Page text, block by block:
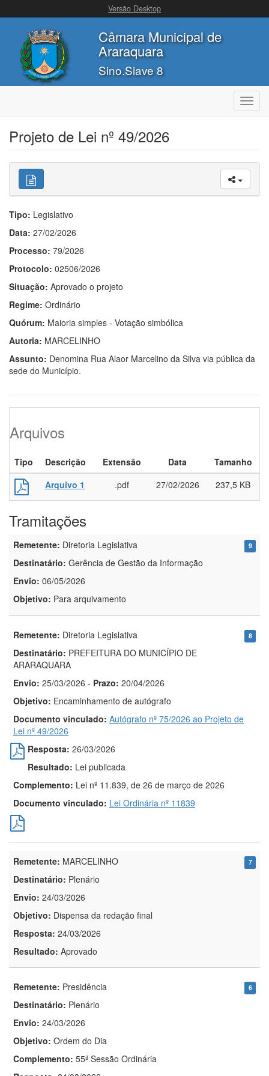
Versão Desktop
Câmara Municipal de
Araraquara
Sino.Siave 8
Projeto de Lei nº 49/2026
Tipo: Legislativo
Data: 27/02/2026
Processo: 79/2026
Protocolo: 02506/2026
Situação: Aprovado o projeto
Regime: Ordinário
Quórum: Maioria simples - Votação simbólica
Autoria: MARCELINHO
Assunto: Denomina Rua Alaor Marcelino da Silva via pública da
sede do Município.
Arquivos
Tipo Descrição Extensão Data
Tamanho
Arquivo 1
.pdf 27/02/2026 237,5 KB
Tramitações
9
Remetente: Diretoria Legislativa
Destinatário: Gerência de Gestão da Informação
Envio: 06/05/2026
Objetivo: Para arquivamento
8
Remetente: Diretoria Legislativa
Destinatário: PREFEITURA DO MUNICÍPIO DE
ARARAQUARA
Envio: 25/03/2026 - Prazo: 20/04/2026
Objetivo: Encaminhamento de autógrafo
Documento vinculado: Autógrafo nº 75/2026 ao Projeto de
Lei nº 49/2026
Resposta: 26/03/2026
Resultado: Lei publicada
Complemento: Lei nº 11.839, de 26 de março de 2026
Documento vinculado: Lei Ordinária nº 11839
7
Remetente: MARCELINHO
Destinatário: Plenário
Envio: 24/03/2026
Objetivo: Dispensa da redação final
Resposta: 24/03/2026
Resultado: Aprovado
6
Remetente: Presidência
Destinatário: Plenário
Envio: 24/03/2026
Objetivo: Ordem do Dia
Complemento: 55ª Sessão Ordinária